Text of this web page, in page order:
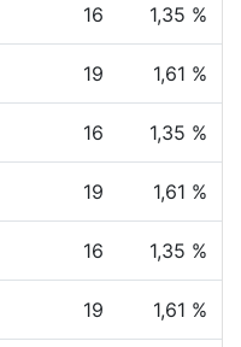
16 1,35 %
19 1,61 %
16 1,35 %
19 1,61 %
16 1,35 %
19 1,61 %